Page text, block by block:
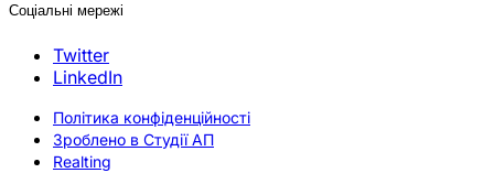
Соціальні мережі
Twitter
LinkedIn
Політика конфіденційності
Зроблено в Студії АП
Realting